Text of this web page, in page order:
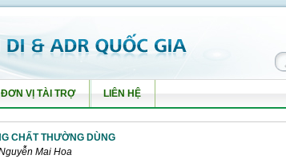
ĐƠN VỊ TÀI TRỢ LIÊN HỆ
CHẤT THƯỜNG DÙNG
Mai Hoa